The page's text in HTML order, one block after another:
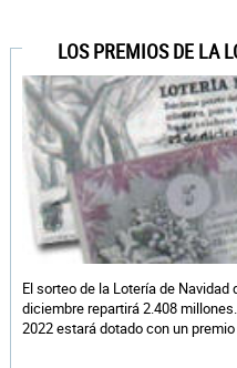
LOS PREMIOS DE LA
El sorteo de la Lotería de
diciembre repartirá 2.408
2022 estará dotado con un